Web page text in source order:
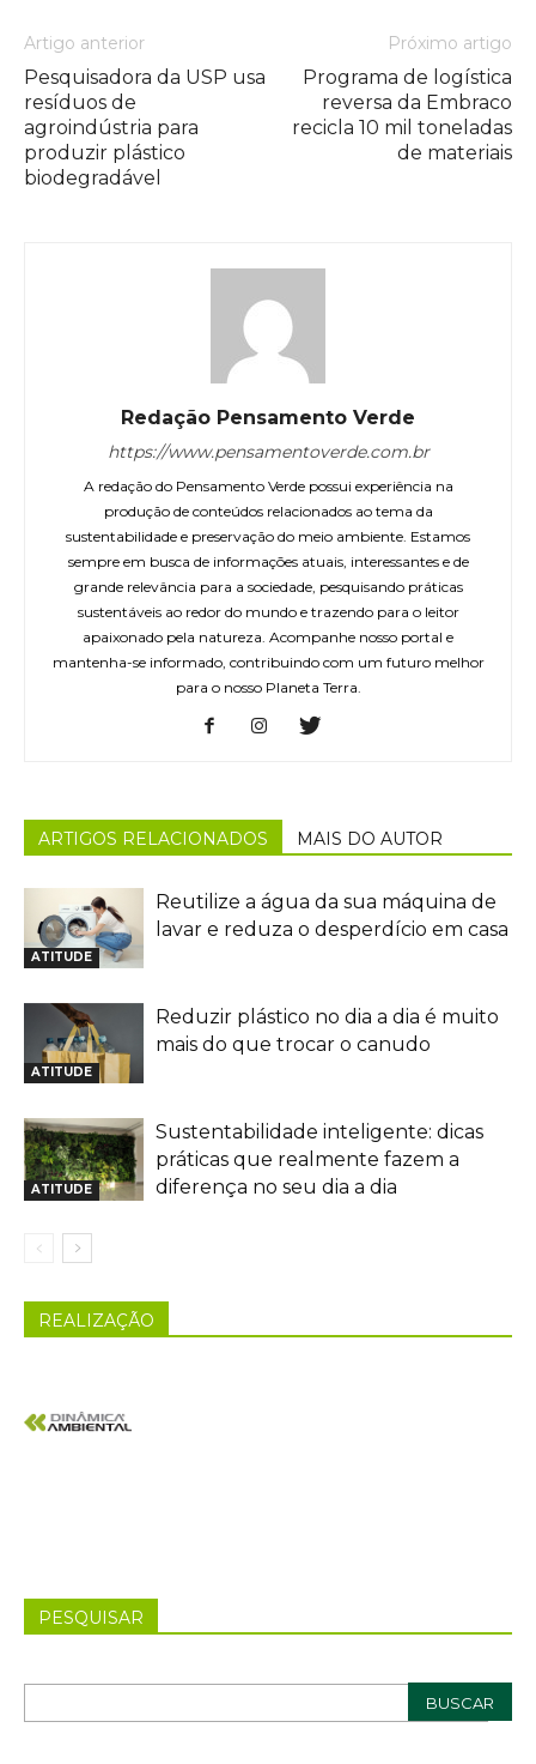
Artigo anterior
Pesquisadora da USP usa
resíduos de
agroindústria para
produzir plástico
biodegradável
Próximo artigo
Programa de logística
reversa da Embraco
recicla 10 mil toneladas
de materiais
Redação Pensamento Verde
https://www.pensamentoverde.com.br
A redação do Pensamento Verde possui experiência na
produção de conteúdos relacionados ao tema da
sustentabilidade e preservação do meio ambiente. Estamos
sempre em busca de informações atuais, interessantes e de
grande relevância para a sociedade, pesquisando práticas
sustentáveis ao redor do mundo e trazendo para o leitor
apaixonado pela natureza. Acompanhe nosso portal e
mantenha-se informado, contribuindo com um futuro melhor
para o nosso Planeta Terra.
ARTIGOS RELACIONADOS MAIS DO AUTOR
ATITUDE
Reutilize a água da sua máquina de
lavar e reduza o desperdício em casa
ATITUDE
Reduzir plástico no dia a dia é muito
mais do que trocar o canudo
ATITUDE
Sustentabilidade inteligente: dicas
práticas que realmente fazem a
diferença no seu dia a dia
REALIZAÇÃO
PESQUISAR